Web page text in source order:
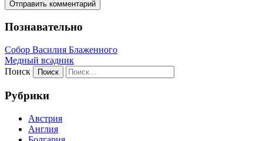
Познавательно
Собор Василия Блаженного
Медный всадник
Поиск
Рубрики
Австрия
Англия